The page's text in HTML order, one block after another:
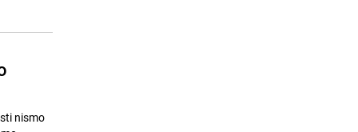
nismo